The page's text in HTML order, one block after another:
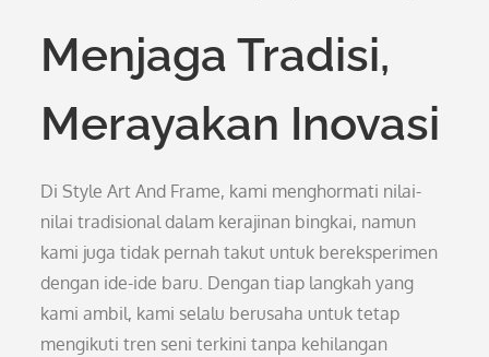
Menjaga Tradisi,
Merayakan Inovasi
Di Style Art And Frame, kami menghormati nilai-
nilai tradisional dalam kerajinan bingkai, namun
kami juga tidak pernah takut untuk bereksperimen
dengan ide-ide baru. Dengan tiap langkah yang
kami ambil, kami selalu berusaha untuk tetap
mengikuti tren seni terkini tanpa kehilangan